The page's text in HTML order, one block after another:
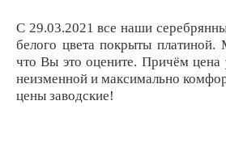
C 29.03.2021 все наши
белого цвета покрыты
что Вы это оцените. Причём цена
неизменной и максимально
цены заводские!